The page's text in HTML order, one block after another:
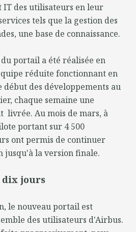
des utilisateurs en leur
tels que la gestion des
une base de connaissance.
portail a été réalisée en
réduite fonctionnant en
début des développements au
chaque semaine une
livrée. Au mois de mars, à
portant sur 4 500
ont permis de continuer
la version finale.
dix jours
le nouveau portail est
des utilisateurs d'Airbus.